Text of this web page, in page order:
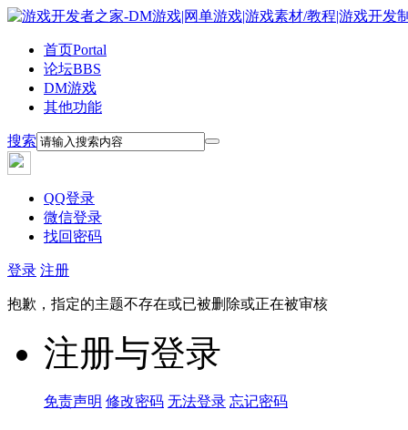
首页Portal
论坛BBS
DM游戏
其他功能
搜索
QQ登录
微信登录
找回密码
登录 注册
抱歉，指定的主题不存在或已被删除或正在被审核
注册与登录
免责声明 修改密码 无法登录 忘记密码